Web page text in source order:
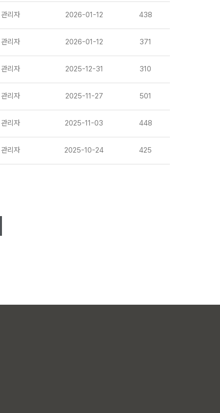
관리자 2026-01-12 438
관리자 2026-01-12 371
관리자 2025-12-31 310
관리자 2025-11-27 501
관리자 2025-11-03 448
관리자 2025-10-24 425